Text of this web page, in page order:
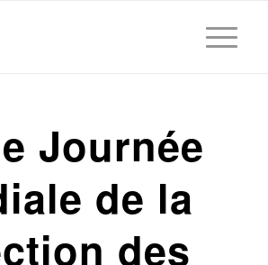
Journée
de la
des